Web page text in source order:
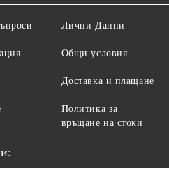
Лични Данни
Общи условия
Доставка и плащане
Политика за
връщане на стоки